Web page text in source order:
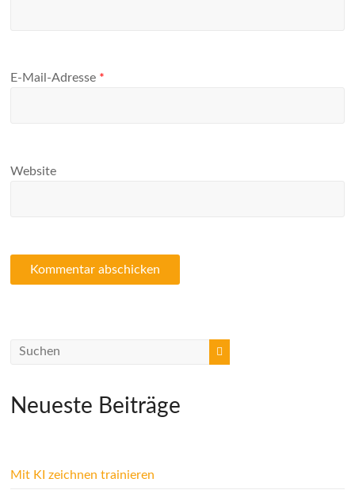
E-Mail-Adresse *
Website
Neueste Beiträge
Mit KI zeichnen trainieren